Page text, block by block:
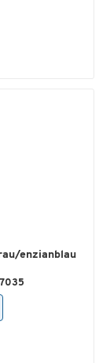
enzianblau